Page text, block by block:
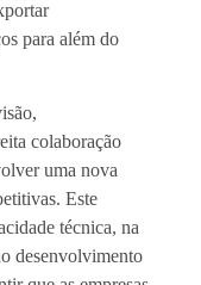
para além do
colaboração
uma nova
Este
técnica, na
desenvolvimento